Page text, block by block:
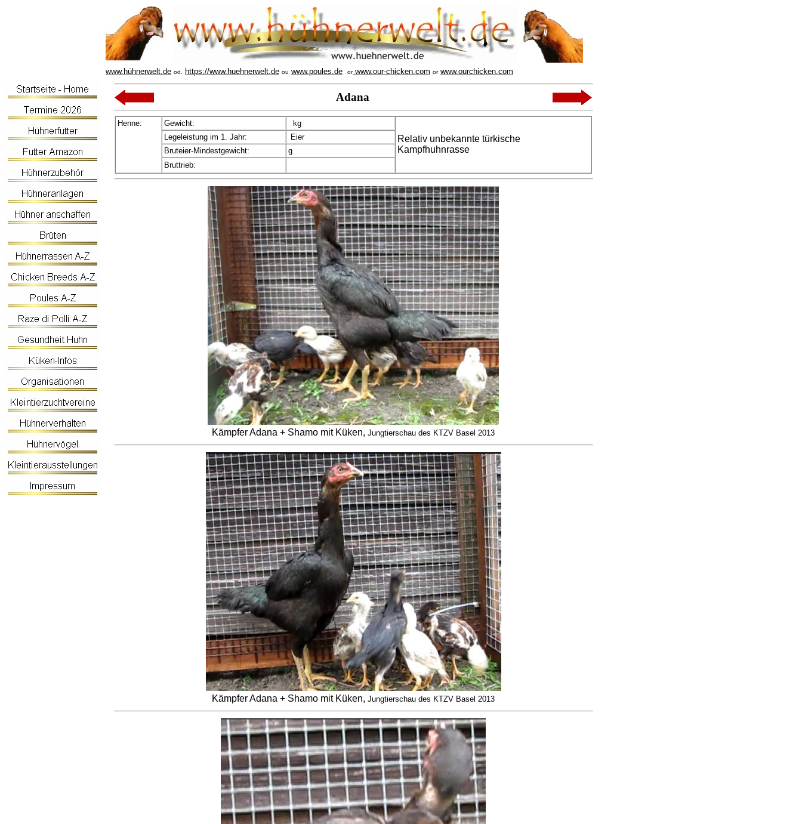
www.hühnerwelt.de od. https://www.huehnerwelt.de ou www.poules.de orwww.our-chicken.com or www.ourchicken.com
Adana
Henne: Gewicht: kg
Relativ unbekannte türkische
Kampfhuhnrasse
Legeleistung im 1. Jahr:
Eier
Bruteier-Mindestgewicht:
g
Bruttrieb:
Kämpfer Adana + Shamo mit Küken, Jungtierschau des KTZV Basel 2013
Kämpfer Adana + Shamo mit Küken, Jungtierschau des KTZV Basel 2013